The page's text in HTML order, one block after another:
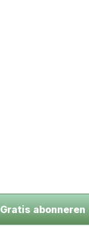
Gratis abonneren